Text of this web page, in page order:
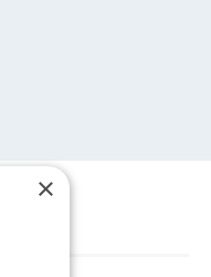
×